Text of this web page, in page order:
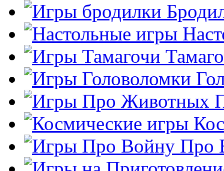
Про